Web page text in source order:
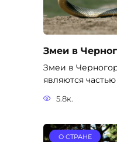
Змеи в
Змеи в
являются
5.8к.
О СТРАНЕ